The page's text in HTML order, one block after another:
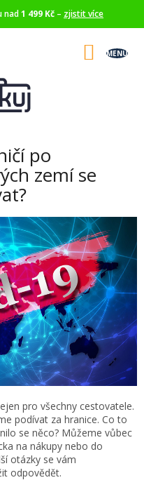
nad1 499 Kč – zjistit více
po
zemí se
pro všechny cestovatele.
podívat za hranice. Co to
se něco? Můžeme vůbec
na nákupy nebo do
otázky se vám
odpovědět.